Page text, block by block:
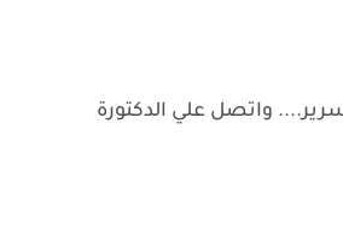
واتصل علي الدكتورة